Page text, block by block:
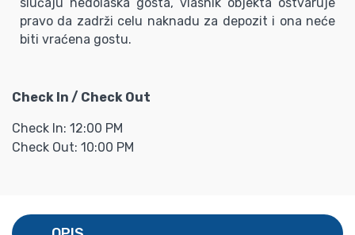
pravo da zadrži celu naknadu za depozit i ona neće
biti vraćena gostu.
Check In / Check Out
Check In: 12:00 PM
Check Out: 10:00 PM